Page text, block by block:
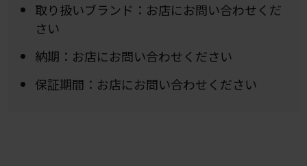
取り扱いブランド：お店にお問い合わせくだ
さい
納期：お店にお問い合わせください
保証期間：お店にお問い合わせください